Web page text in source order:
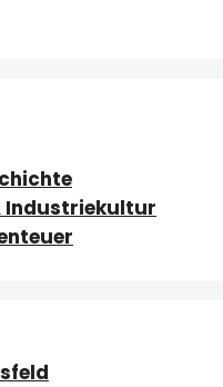
Industriekultur